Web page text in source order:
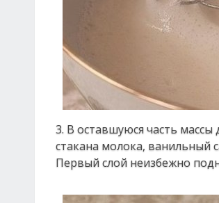
3. В оставшуюся часть
стакана молока, ванильный
Первый слой неизбежно